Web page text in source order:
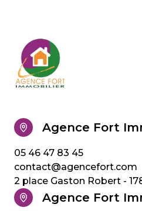
Agence Fort
05 46 47 83 45
contact@agencefort.com
2 place Gaston Robert -
Agence Fort